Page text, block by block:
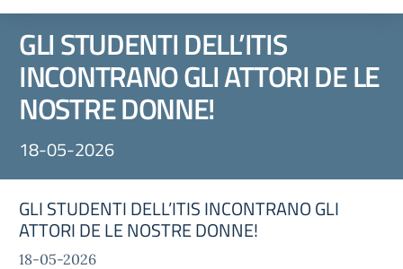
GLI STUDENTI DELL’ITIS
INCONTRANO GLI ATTORI DE LE
NOSTRE DONNE!
18-05-2026
GLI STUDENTI DELL’ITIS INCONTRANO GLI
ATTORI DE LE NOSTRE DONNE!
18-05-2026